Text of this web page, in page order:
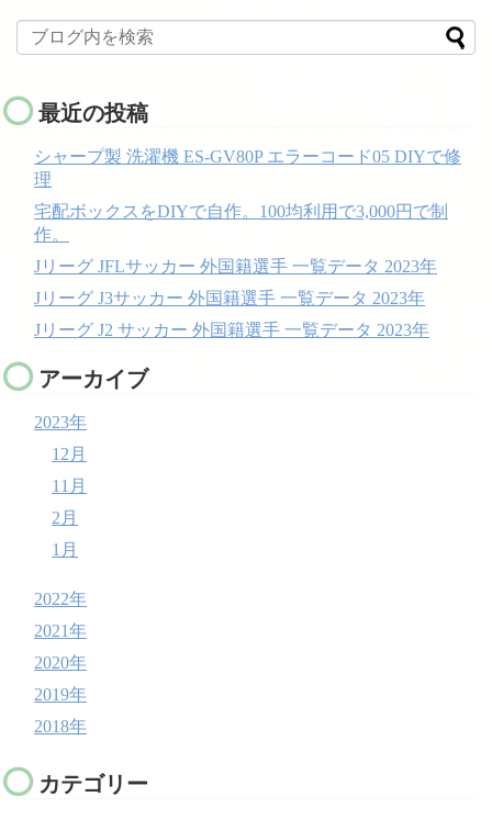
最近の投稿
シャープ製 洗濯機 ES-GV80P エラーコード05 DIYで修
理
宅配ボックスをDIYで自作。100均利用で3,000円で制
作。
Jリーグ JFLサッカー 外国籍選手 一覧データ 2023年
Jリーグ J3サッカー 外国籍選手 一覧データ 2023年
Jリーグ J2 サッカー 外国籍選手 一覧データ 2023年
アーカイブ
2023年
12月
11月
2月
1月
2022年
2021年
2020年
2019年
2018年
カテゴリー